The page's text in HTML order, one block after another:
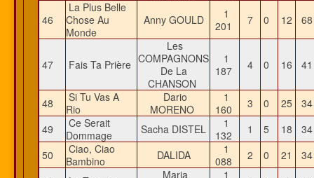
46
La Plus Belle
Chose Au
Monde
Anny GOULD
1
201
7 0 12
47 Fais Ta Prière
Les
COMPAGNONS
De La
CHANSON
1
187
4 0 16
48
Si Tu Vas A
Rio
Dario
MORENO
1
160
3 0 25
49
Ce Serait
Dommage
Sacha DISTEL
1
132
1 5 18
50
Ciao, Ciao
Bambino
DALIDA
1
088
2 0 21
Maria
1